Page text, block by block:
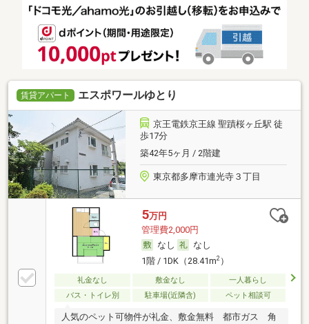
賃貸アパート エスポワールゆとり
京王電鉄京王線 聖蹟桜ヶ丘駅 徒
歩17分
築42年5ヶ月 / 2階建
東京都多摩市連光寺３丁目
5万円
管理費2,000円
なし
なし
1階 / 1DK（28.41m2）
礼金なし 敷金なし
一人暮らし
バス・トイレ別
駐車場(近隣含) ペット相談可
人気のペット可物件が礼金、敷金無料 都市ガス 角